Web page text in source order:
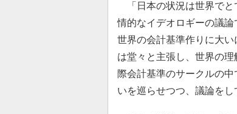
「日本の状況は世界でと
情的なイデオロギーの議論
世界の会計基準作りに大
は堂々と主張し、世界の
際会計基準のサークルの
いを巡らせつつ、議論をし